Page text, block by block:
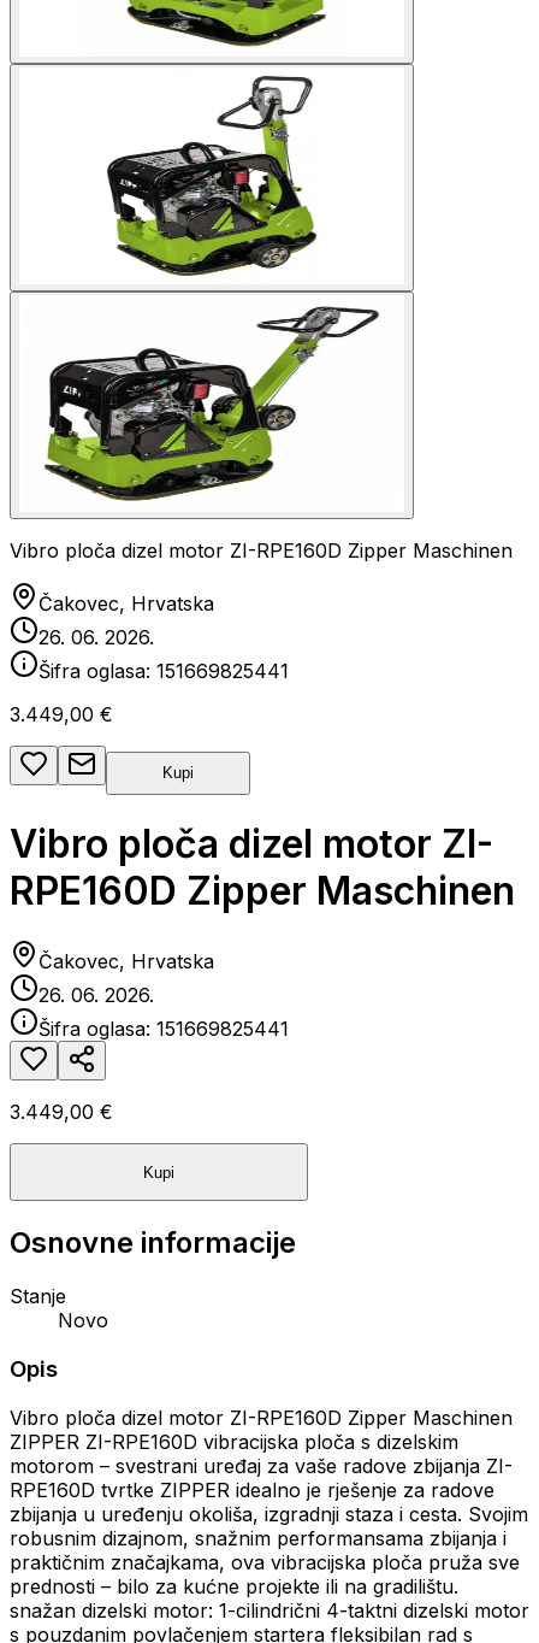
Vibro ploča dizel motor ZI-RPE160D Zipper Maschinen
Čakovec, Hrvatska
26. 06. 2026.
Šifra oglasa: 151669825441
3.449,00 €
Kupi
Vibro ploča dizel motor ZI-
RPE160D Zipper Maschinen
Čakovec, Hrvatska
26. 06. 2026.
Šifra oglasa: 151669825441
3.449,00 €
Kupi
Osnovne informacije
Stanje
Novo
Opis
Vibro ploča dizel motor ZI-RPE160D Zipper Maschinen
ZIPPER ZI-RPE160D vibracijska ploča s dizelskim
motorom – svestrani uređaj za vaše radove zbijanja ZI-
RPE160D tvrtke ZIPPER idealno je rješenje za radove
zbijanja u uređenju okoliša, izgradnji staza i cesta. Svojim
robusnim dizajnom, snažnim performansama zbijanja i
praktičnim značajkama, ova vibracijska ploča pruža sve
prednosti – bilo za kućne projekte ili na gradilištu.
snažan dizelski motor: 1-cilindrični 4-taktni dizelski motor
s pouzdanim povlačenjem startera fleksibilan rad s